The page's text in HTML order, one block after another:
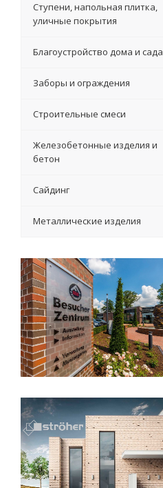
Ступени, напольная плитка,
уличные покрытия
Благоустройство дома и сада
Заборы и ограждения
Строительные смеси
Железобетонные изделия и
бетон
Сайдинг
Металлические изделия